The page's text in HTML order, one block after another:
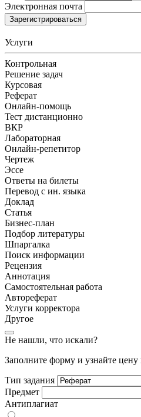
Электронная почта
Зарегистрироваться
Услуги
Контрольная
Решение задач
Курсовая
Реферат
Онлайн-помощь
Тест дистанционно
ВКР
Лабораторная
Онлайн-репетитор
Чертеж
Эссе
Ответы на билеты
Перевод с ин. языка
Доклад
Статья
Бизнес-план
Подбор литературы
Шпаргалка
Поиск информации
Рецензия
Аннотация
Самостоятельная работа
Автореферат
Услуги корректора
Другое
Не нашли, что искали?
Заполните форму и узнайте
Тип задания
Предмет
Антиплагиат